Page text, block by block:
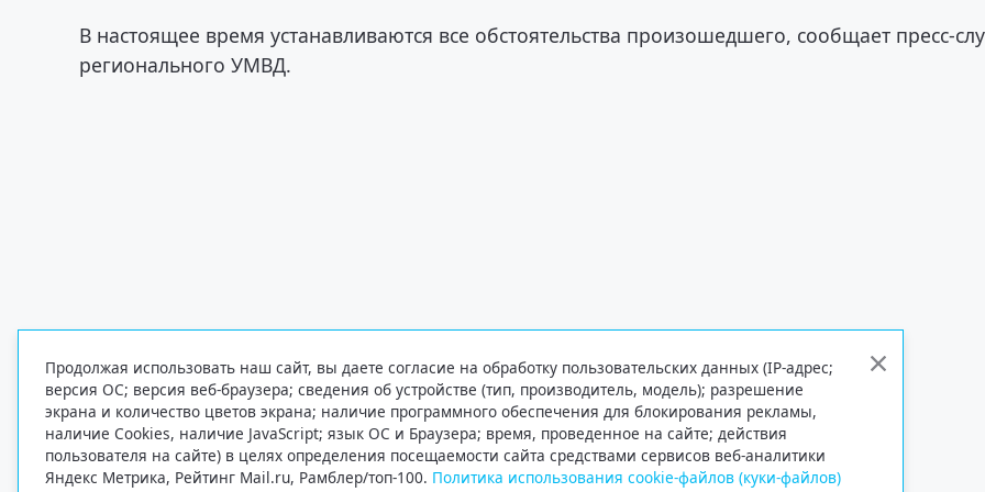
В настоящее время устанавливаются все обстоятельства произошедшего, сообщает пресс-
регионального УМВД.
Продолжая использовать наш сайт, вы даете согласие на обработку пользовательских данных (IP-адрес;
версия ОС; версия веб-браузера; сведения об устройстве (тип, производитель, модель); разрешение
экрана и количество цветов экрана; наличие программного обеспечения для блокирования рекламы,
наличие Cookies, наличие JavaScript; язык ОС и Браузера; время, проведенное на сайте; действия
пользователя на сайте) в целях определения посещаемости сайта средствами сервисов веб-аналитики
Яндекс Метрика, Рейтинг Mail.ru, Рамблер/топ-100. Политика использования cookie-файлов (куки-файлов)